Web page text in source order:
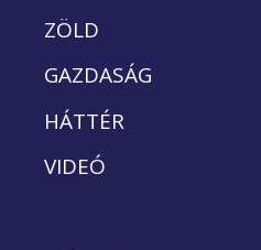
ZÖLD
GAZDASÁG
HÁTTÉR
VIDEÓ